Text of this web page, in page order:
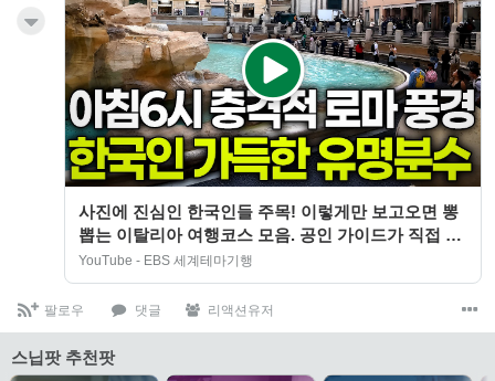
사진에 진심인 한국인들 주목! 이렇게만 보고오면 뽕
뽑는 이탈리아 여행코스 모음. 공인 가이드가 직접 알
려주는 비밀명소부터 역사유적들의 뒷얘기…
YouTube - EBS 세계테마기행
팔로우 댓글 리액션유저
스닙팟 추천팟